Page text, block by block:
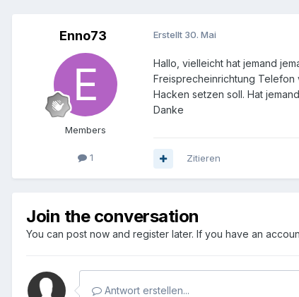
Enno73
Members
1
Erstellt 30. Mai
Hallo, vielleicht hat jemand
Freisprecheinrichtung Telefon
Hacken setzen soll. Hat
Danke
Zitieren
Join the conversation
You can post now and register later. If you have an
Antwort erstellen...